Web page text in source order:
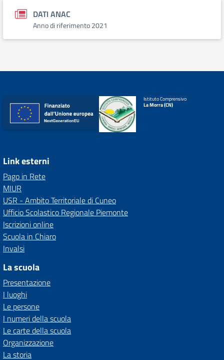
DATI ANAC
Anno di riferimento 2021
Istituto Comprensivo
La Morra (CN)
Link esterni
Pago in Rete
MIUR
USR - Ambito Territoriale di Cuneo
Ufficio Scolastico Regionale Piemonte
Iscrizioni online
Scuola in Chiaro
Invalsi
La scuola
Presentazione
I luoghi
Le persone
I numeri della scuola
Le carte della scuola
Organizzazione
La storia